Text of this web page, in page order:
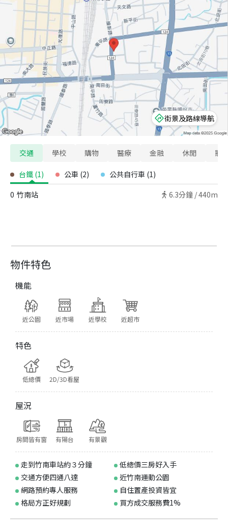
物件特色
機能
近公園 近市場 近學校 近超市
特色
低總價 2D/3D看屋
屋況
房間皆有窗 有陽台 有景觀
走到竹南車站約３分鐘
低總價三房好入手
交通方便四通八達
近竹南運動公園
網路預約專人服務
自住置產投資皆宜
格局方正好規劃
買方成交服務費1%
街景及路線導航
交通 學校 購物 醫療 金融 休閒 寵
台鐵 (1) 公車 (2) 公共自行車 (1)
0 竹南站 6.3分鐘 /440m